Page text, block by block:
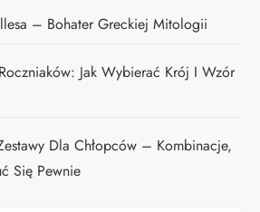
– Bohater Greckiej Mitologii
Jak Wybierać Krój I Wzór
Dla Chłopców – Kombinacje,
Się Pewnie